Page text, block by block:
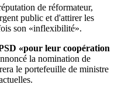
de réformateur,
public et d'attirer les
son «inflexibilité».
«pour leur coopération
la nomination de
le portefeuille de ministre